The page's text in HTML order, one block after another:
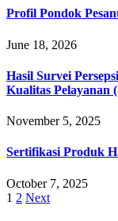
Profil Pondok
June 18, 2026
Hasil Survei
Kualitas Pelayanan
November 5, 2025
Sertifikasi Produk
October 7, 2025
1 2 Next